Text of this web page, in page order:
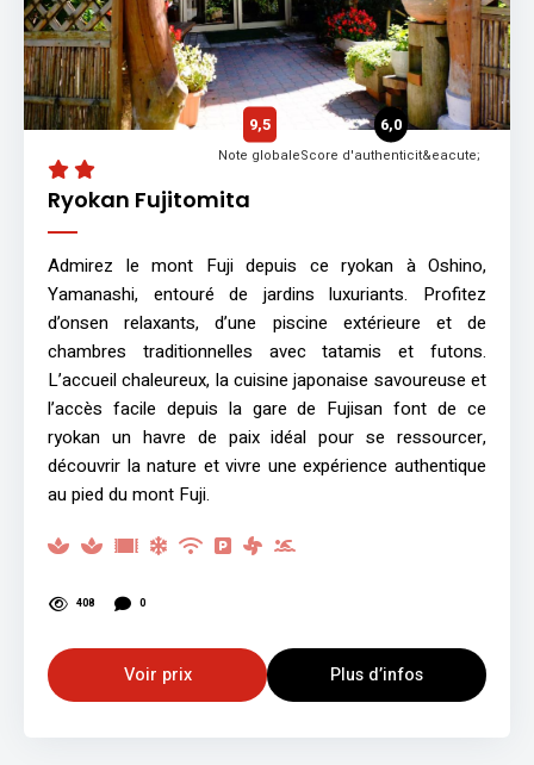
Ryokan Fujitomita
9,5
Note globale
6,0
Score d'authenticit&eacute;
Admirez le mont Fuji depuis ce ryokan à Oshino,
Yamanashi, entouré de jardins luxuriants. Profitez
d’onsen relaxants, d’une piscine extérieure et de
chambres traditionnelles avec tatamis et futons.
L’accueil chaleureux, la cuisine japonaise savoureuse et
l’accès facile depuis la gare de Fujisan font de ce
ryokan un havre de paix idéal pour se ressourcer,
découvrir la nature et vivre une expérience authentique
au pied du mont Fuji.
408 0
Voir prix Plus d’infos